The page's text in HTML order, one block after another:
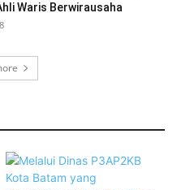
Waris Berwirausaha